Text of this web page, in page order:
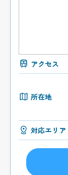
アクセス
所在地
対応エリア